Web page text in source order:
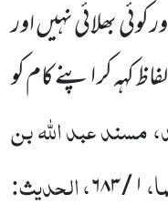
بھلائی نہیں اور
کہہ کر اپنے کام کو
مسند عبد اللہ بن
۱/۶۸۳، الحدیث: